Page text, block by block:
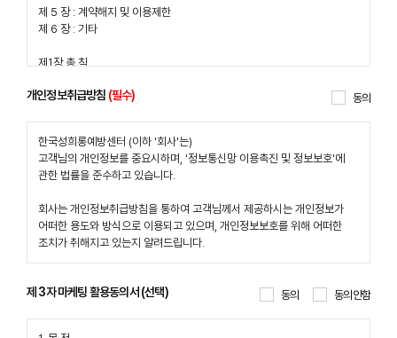
개인정보취급방침 (필수) 동의
제 3자 마케팅 활용동의서 (선택) 동의 동의안함